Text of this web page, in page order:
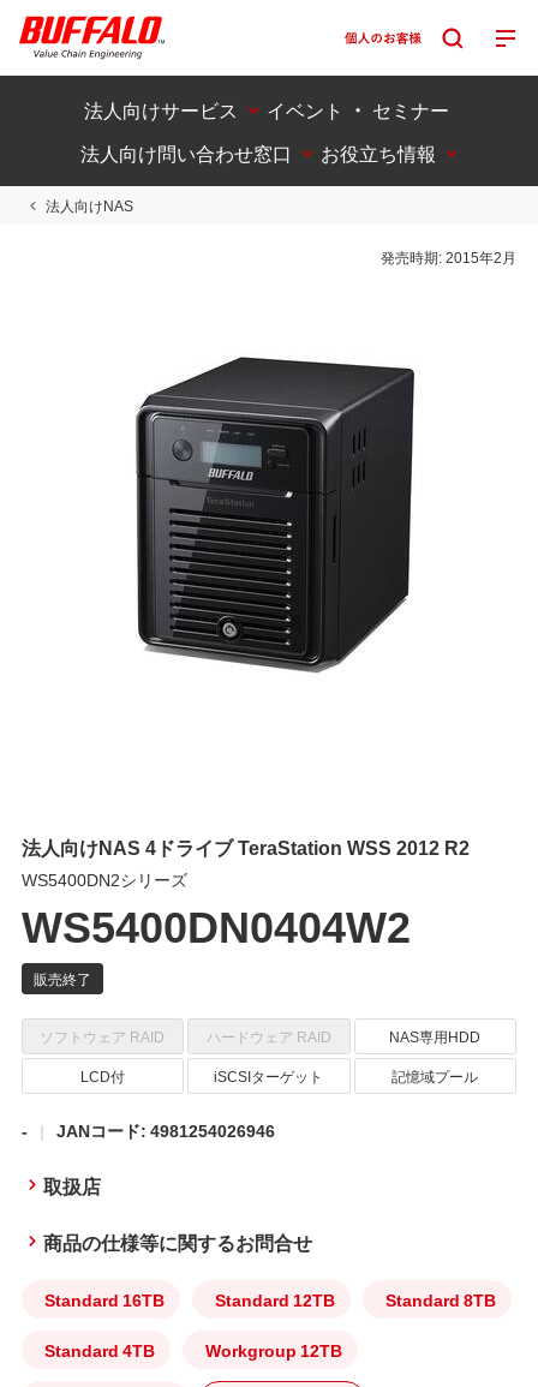
法人向けサービス
イベント ・ セミナー
法人向け問い合わせ窓口
お役立ち情報
法人向けNAS
発売時期:2015年2月
法人向けNAS 4ドライブ TeraStation WSS 2012 R2
WS5400DN2シリーズ
WS5400DN0404W2
ソフトウェア RAID ハードウェア RAID
NAS専用HDD
LCD付
iSCSIターゲット 記憶域プール
- JANコード: 4981254026946
取扱店
商品の仕様等に関するお問合せ
Standard 16TB Standard 12TB Standard 8TB
Standard 4TB Workgroup 12TB